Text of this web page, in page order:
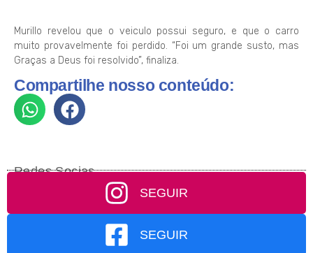
Murillo revelou que o veiculo possui seguro, e que o carro
muito provavelmente foi perdido. “Foi um grande susto, mas
Graças a Deus foi resolvido”, finaliza.
Compartilhe nosso conteúdo:
Redes Socias
SEGUIR
SEGUIR